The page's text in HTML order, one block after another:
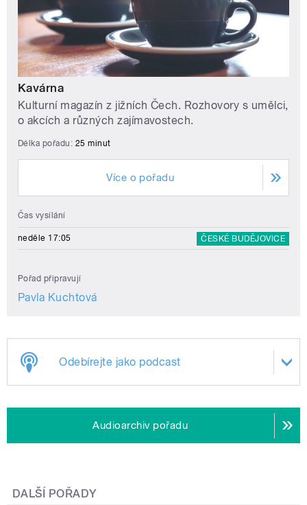
Kavárna
Kulturní magazín z jižních Čech. Rozhovory s umělci,
o akcích a různých zajímavostech.
Délka pořadu: 25 minut
Více o pořadu
Čas vysílání
neděle 17:05 ČESKÉ BUDĚJOVICE
Pořad připravují
Pavla Kuchtová
Odebírejte jako podcast
Audioarchiv pořadu
DALŠÍ POŘADY